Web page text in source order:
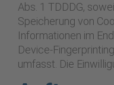
Abs. 1 TDDDG,
Speicherung von
Informationen im
Device-
umfasst. Die